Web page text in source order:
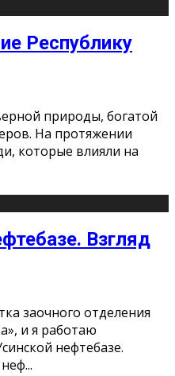
Республику
природы, богатой
На протяжении
которые влияли на
Взгляд
заочного отделения
и я работаю
нефтебазе.
...